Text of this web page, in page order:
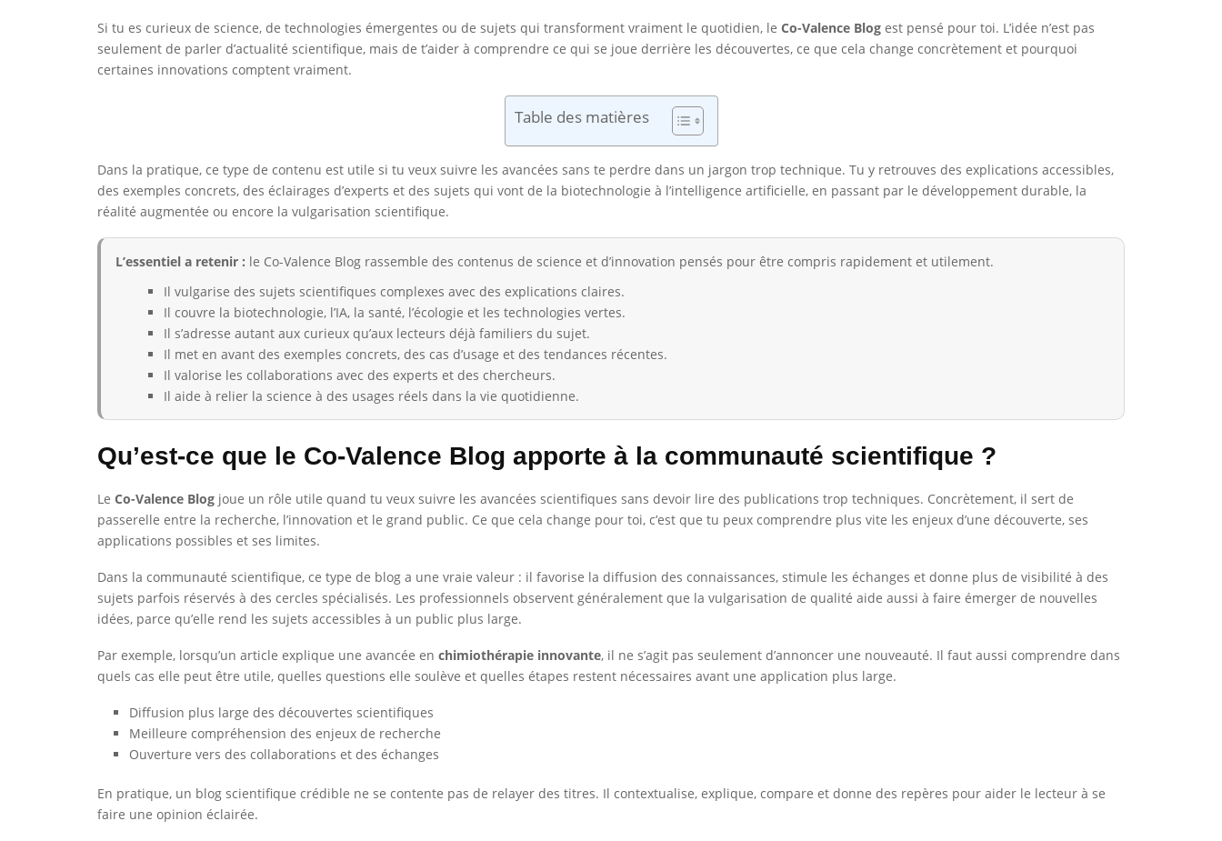
Si tu es curieux de science, de technologies émergentes ou de sujets qui transforment vraiment le quotidien, le Co-Valence Blog est pensé pour toi. L’idée n’est pas
seulement de parler d’actualité scientifique, mais de t’aider à comprendre ce qui se joue derrière les découvertes, ce que cela change concrètement et pourquoi
certaines innovations comptent vraiment.
Table des matières
Dans la pratique, ce type de contenu est utile si tu veux suivre les avancées sans te perdre dans un jargon trop technique. Tu y retrouves des explications accessibles,
des exemples concrets, des éclairages d’experts et des sujets qui vont de la biotechnologie à l’intelligence artificielle, en passant par le développement durable, la
réalité augmentée ou encore la vulgarisation scientifique.
L’essentiel a retenir : le Co-Valence Blog rassemble des contenus de science et d’innovation pensés pour être compris rapidement et utilement.
Il vulgarise des sujets scientifiques complexes avec des explications claires.
Il couvre la biotechnologie, l’IA, la santé, l’écologie et les technologies vertes.
Il s’adresse autant aux curieux qu’aux lecteurs déjà familiers du sujet.
Il met en avant des exemples concrets, des cas d’usage et des tendances récentes.
Il valorise les collaborations avec des experts et des chercheurs.
Il aide à relier la science à des usages réels dans la vie quotidienne.
Qu’est-ce que le Co-Valence Blog apporte à la communauté scientifique ?
Le Co-Valence Blog joue un rôle utile quand tu veux suivre les avancées scientifiques sans devoir lire des publications trop techniques. Concrètement, il sert de
passerelle entre la recherche, l’innovation et le grand public. Ce que cela change pour toi, c’est que tu peux comprendre plus vite les enjeux d’une découverte, ses
applications possibles et ses limites.
Dans la communauté scientifique, ce type de blog a une vraie valeur : il favorise la diffusion des connaissances, stimule les échanges et donne plus de visibilité à des
sujets parfois réservés à des cercles spécialisés. Les professionnels observent généralement que la vulgarisation de qualité aide aussi à faire émerger de nouvelles
idées, parce qu’elle rend les sujets accessibles à un public plus large.
Par exemple, lorsqu’un article explique une avancée en chimiothérapie innovante, il ne s’agit pas seulement d’annoncer une nouveauté. Il faut aussi comprendre dans
quels cas elle peut être utile, quelles questions elle soulève et quelles étapes restent nécessaires avant une application plus large.
Diffusion plus large des découvertes scientifiques
Meilleure compréhension des enjeux de recherche
Ouverture vers des collaborations et des échanges
En pratique, un blog scientifique crédible ne se contente pas de relayer des titres. Il contextualise, explique, compare et donne des repères pour aider le lecteur à se
faire une opinion éclairée.